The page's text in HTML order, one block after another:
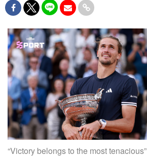
“Victory belongs to the most tenacious”